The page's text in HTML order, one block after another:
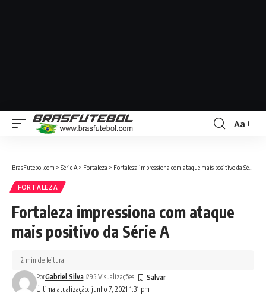
Aa
BrasFutebol.com > Série A > Fortaleza > Fortaleza impressiona com ataque mais positivo da Série A
FORTALEZA
Fortaleza impressiona com ataque
mais positivo da Série A
Última atualização: junho 7, 2021 1:31 pm
PorGabriel Silva 295 Visualizações
2 min de leitura